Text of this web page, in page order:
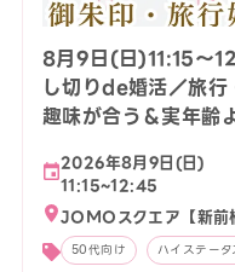
8月9日(日)11:15〜
し切りde婚活／旅
趣味が合う＆実年齢
2026年8月9日(日)
11:15~12:45
JOMOスクエア【新前
50代向け ハイステータ